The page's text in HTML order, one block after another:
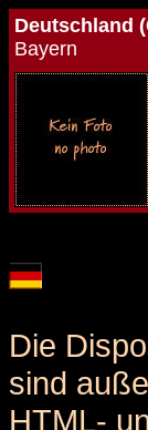
Deutschland
Bayern
Die
sind
HTML-